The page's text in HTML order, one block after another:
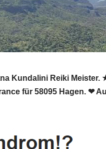
Kundalini Reiki
für 58095 Hagen. ❤